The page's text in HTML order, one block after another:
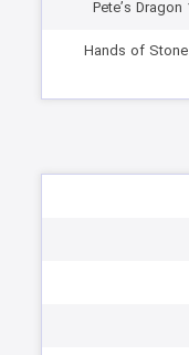
دانلود دوبله فارسی فیلم دست های سنگی Hands of Stone